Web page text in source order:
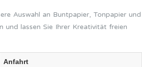
Auswahl an Buntpapier, Tonpapier und
und lassen Sie Ihrer Kreativität freien
Anfahrt